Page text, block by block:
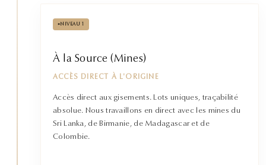
• NIVEAU 1
À la Source (Mines)
ACCÈS DIRECT À L'ORIGINE
Accès direct aux gisements. Lots uniques, traçabilité
absolue. Nous travaillons en direct avec les mines du
Sri Lanka, de Birmanie, de Madagascar et de
Colombie.